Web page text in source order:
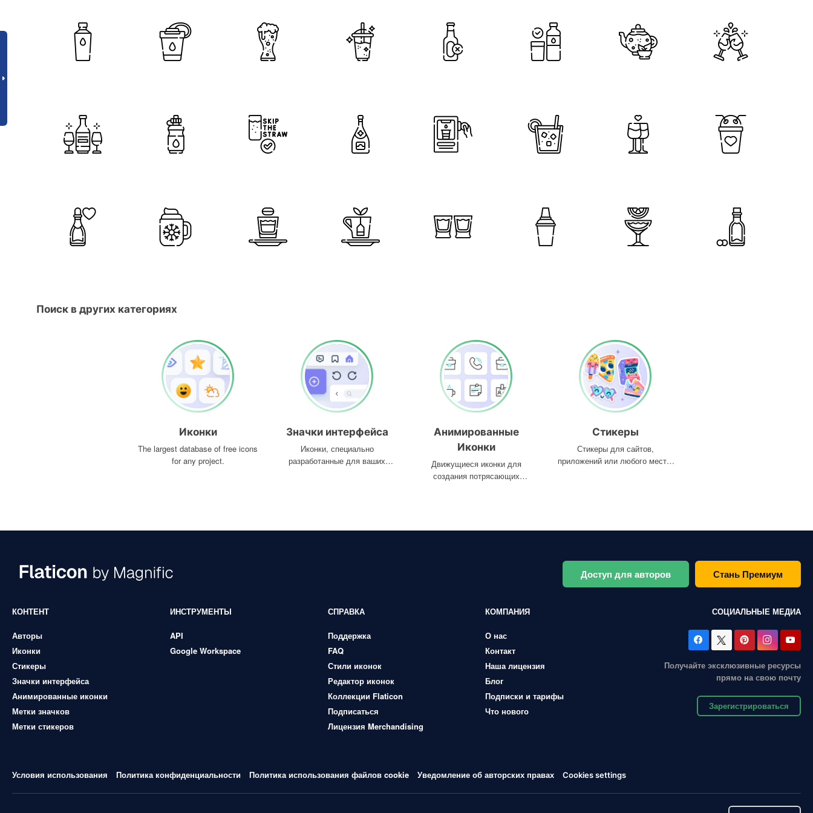
Поиск в других категориях
Иконки
The largest database of free icons
for any project.
Значки интерфейса
Иконки, специально
разработанные для ваших
Анимированные
Иконки
Движущиеся иконки для
создания потрясающих
Стикеры
Стикеры для сайтов,
приложений или любого места,
Доступ для авторов Стань Премиум
КОНТЕНТ
Авторы
Иконки
Стикеры
Значки интерфейса
Анимированные иконки
Метки значков
Метки стикеров
ИНСТРУМЕНТЫ
API
Google Workspace
СПРАВКА
Поддержка
FAQ
Стили иконок
Редактор иконок
Коллекции Flaticon
Подписаться
Лицензия Merchandising
КОМПАНИЯ
О нас
Контакт
Наша лицензия
Блог
Подписки и тарифы
Что нового
СОЦИАЛЬНЫЕ МЕДИА
Получайте эксклюзивные ресурсы
прямо на свою почту
Зарегистрироваться
Условия использования Политика конфиденциальности Политика использования файлов cookie Уведомление об авторских правах Cookies settings